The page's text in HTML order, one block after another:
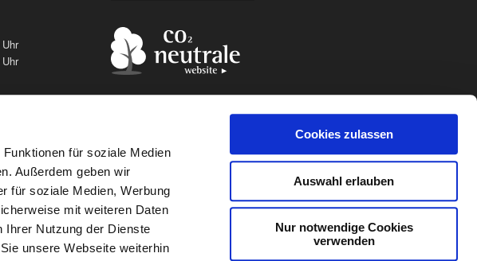
für soziale Medien
Außerdem geben wir
für soziale Medien, Werbung
mit weiteren Daten
Ihrer Nutzung der Dienste
unsere Webseite weiterhin
Cookies zulassen
Auswahl erlauben
Nur notwendige Cookies
verwenden